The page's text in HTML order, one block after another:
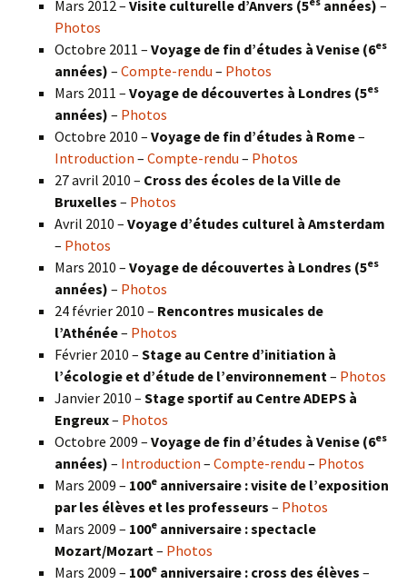
Mars 2012 – Visite culturelle d’Anvers (5 années) –
Photos
Octobre 2011 – Voyage de fin d’études à Venise (6es
années) – Compte-rendu – Photos
Mars 2011 – Voyage de découvertes à Londres (5es
années) – Photos
Octobre 2010 – Voyage de fin d’études à Rome–
Introduction – Compte-rendu – Photos
27 avril 2010 – Cross des écoles de la Ville de
Bruxelles – Photos
Avril 2010 – Voyage d’études culturel à Amsterdam
– Photos
Mars 2010 – Voyage de découvertes à Londres (5es
années) – Photos
24 février 2010 – Rencontres musicales de
l’Athénée– Photos
Février 2010 – Stage au Centre d’initiation à
l’écologie et d’étude de l’environnement– Photos
Janvier 2010 – Stage sportif au Centre ADEPS à
Engreux– Photos
Octobre 2009 – Voyage de fin d’études à Venise (6es
années) – Introduction – Compte-rendu – Photos
Mars 2009 – 100e anniversaire : visite de l’exposition
par les élèves et les professeurs – Photos
Mars 2009 – 100e anniversaire : spectacle
Mozart/Mozart– Photos
Mars 2009 – 100e anniversaire : cross des élèves –